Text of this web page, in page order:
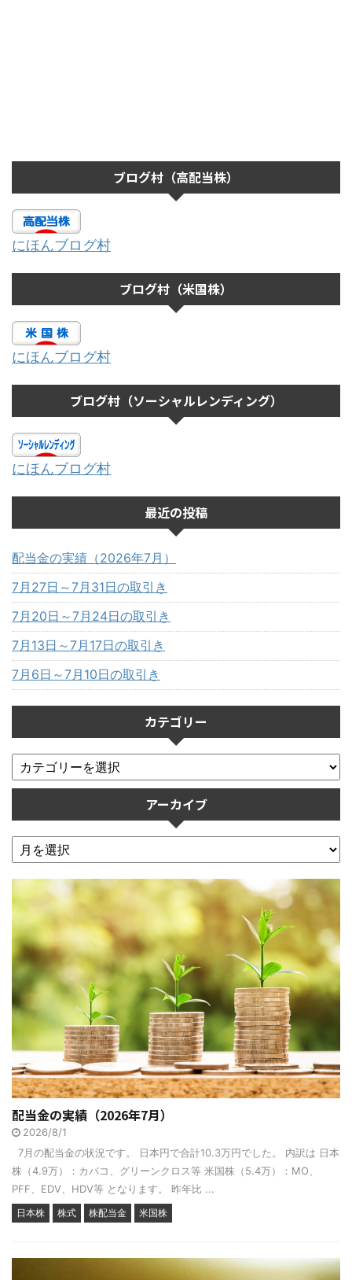
ブログ村（高配当株）
にほんブログ村
ブログ村（米国株）
にほんブログ村
ブログ村（ソーシャルレンディング）
にほんブログ村
最近の投稿
配当金の実績（2026年7月）
7月27日～7月31日の取引き
7月20日～7月24日の取引き
7月13日～7月17日の取引き
7月6日～7月10日の取引き
カテゴリー
アーカイブ
配当金の実績（2026年7月）
2026/8/1
7月の配当金の状況です。 日本円で合計10.3万円でした。 内訳は 日本
株（4.9万）：カバコ、グリーンクロス等 米国株（5.4万）：MO、
PFF、EDV、HDV等 となります。 昨年比 ...
日本株 株式 株配当金 米国株